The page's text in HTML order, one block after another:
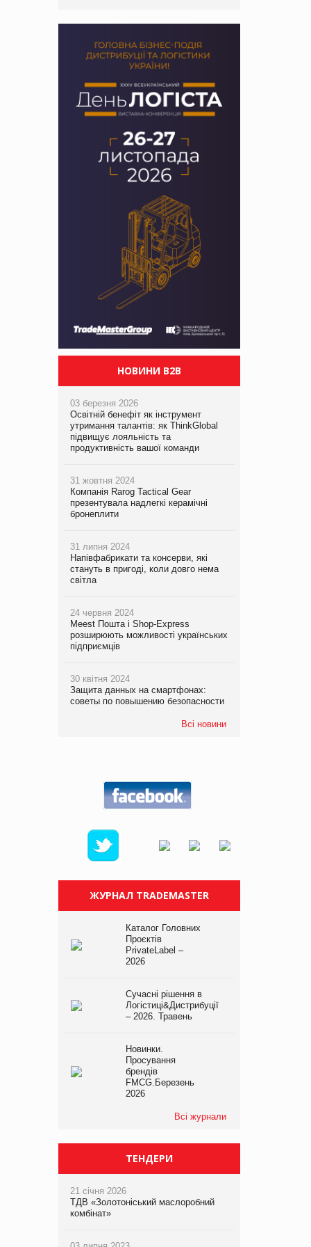
НОВИНИ B2B
03 березня 2026
Освітній бенефіт як інструмент
утримання талантів: як ThinkGlobal
підвищує лояльність та
продуктивність вашої команди
31 жовтня 2024
Компанія Rarog Tactical Gear
презентувала надлегкі керамічні
бронеплити
31 липня 2024
Напівфабрикати та консерви, які
стануть в пригоді, коли довго нема
світла
24 червня 2024
Meest Пошта і Shop-Express
розширюють можливості українських
підприємців
30 квітня 2024
Защита данных на смартфонах:
советы по повышению безопасности
Всі новини
ЖУРНАЛ TRADEMASTER
Каталог Головних
Проєктів
PrivateLabel –
2026
Сучасні рішення в
Логістиці&Дистрибуції
– 2026. Травень
Новинки.
Просування
брендів
FMCG.Березень
2026
Всі журнали
ТЕНДЕРИ
21 січня 2026
ТДВ «Золотоніський маслоробний
комбінат»